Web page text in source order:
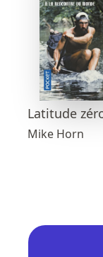
Latitude
Mike Horn